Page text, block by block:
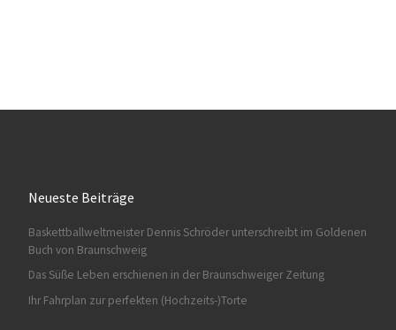
Neueste Beiträge
Baskettballweltmeister Dennis Schröder unterschreibt im Goldenen
Buch von Braunschweig
Das Süße Leben erschienen in der Braunschweiger Zeitung
Ihr Fahrplan zur perfekten (Hochzeits-)Torte